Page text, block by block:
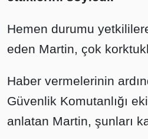
Hemen durumu
eden Martin, çok
Haber vermelerinin
Güvenlik Komutanlığı
anlatan Martin, şunları